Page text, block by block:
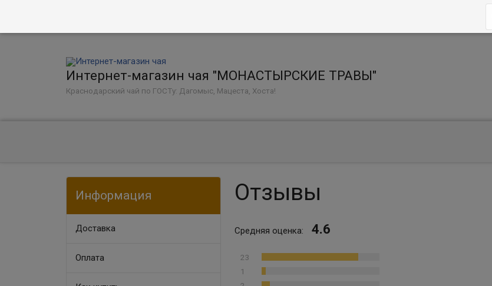
Интернет-магазин чая "МОНАСТЫРСКИЕ ТРАВЫ"
Краснодарский чай по ГОСТу: Дагомыс, Мацеста, Хоста!
Информация
Доставка
Оплата​
Отзывы
Средняя оценка: 4.6
23
1